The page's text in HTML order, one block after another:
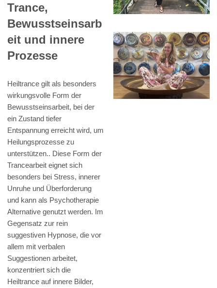
Trance,
Bewusstseinsarb
eit und innere
Prozesse
Heiltrance gilt als besonders
wirkungsvolle Form der
Bewusstseinsarbeit, bei der
ein Zustand tiefer
Entspannung erreicht wird, um
Heilungsprozesse zu
unterstützen.. Diese Form der
Trancearbeit eignet sich
besonders bei Stress, innerer
Unruhe und Überforderung
und kann als Psychotherapie
Alternative genutzt werden. Im
Gegensatz zur rein
suggestiven Hypnose, die vor
allem mit verbalen
Suggestionen arbeitet,
konzentriert sich die
Heiltrance auf innere Bilder,